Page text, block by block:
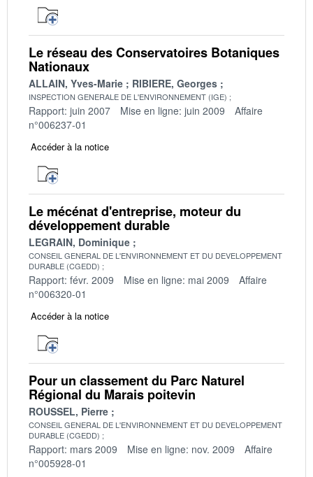
Le réseau des Conservatoires Botaniques
Nationaux
ALLAIN, Yves-Marie RIBIERE, Georges
INSPECTION GENERALE DE L'ENVIRONNEMENT (IGE)
Rapport: juin 2007 Mise en ligne: juin 2009
Affaire
n°006237-01
Accéder à la notice
Le mécénat d'entreprise, moteur du
développement durable
LEGRAIN, Dominique
CONSEIL GENERAL DE L'ENVIRONNEMENT ET DU DEVELOPPEMENT
DURABLE (CGEDD)
Rapport: févr. 2009 Mise en ligne: mai 2009
Affaire
n°006320-01
Accéder à la notice
Pour un classement du Parc Naturel
Régional du Marais poitevin
ROUSSEL, Pierre
CONSEIL GENERAL DE L'ENVIRONNEMENT ET DU DEVELOPPEMENT
DURABLE (CGEDD)
Rapport: mars 2009 Mise en ligne: nov. 2009
Affaire
n°005928-01